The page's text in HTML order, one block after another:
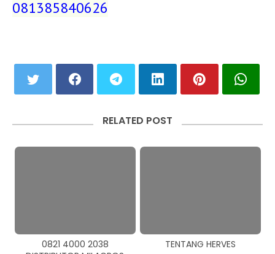
081385840626
RELATED POST
0821 4000 2038
TENTANG HERVES